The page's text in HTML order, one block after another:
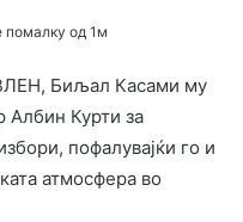
помалку од 1м
Биљал Касами му
Албин Курти за
пофалувајќи го и
атмосфера во